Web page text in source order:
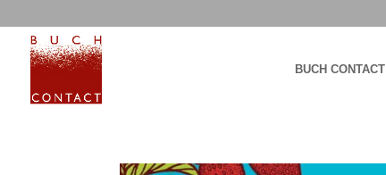
BUCH CONTACT